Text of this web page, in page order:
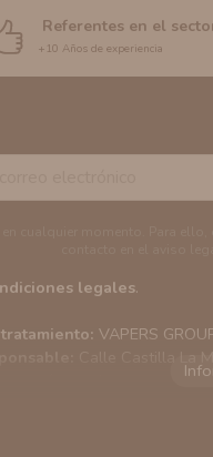
Referentes en el
+10 Años de experiencia
legales.
VAPERS
serán usados para